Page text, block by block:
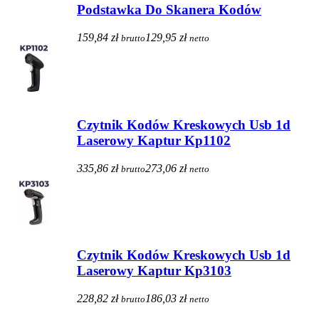
Podstawka Do Skanera Kodów
159,84 zł brutto 129,95 zł netto
Czytnik Kodów Kreskowych Usb 1d
Laserowy Kaptur Kp1102
335,86 zł brutto273,06 zł netto
Czytnik Kodów Kreskowych Usb 1d
Laserowy Kaptur Kp3103
228,82 zł brutto 186,03 zł netto